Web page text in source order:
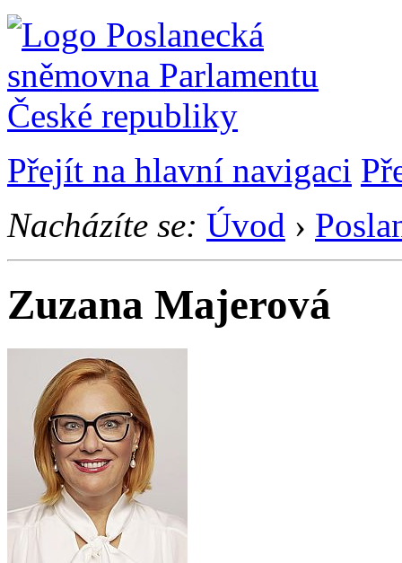
Přejít na hlavní navigaci
Nacházíte se: Úvod ›
Zuzana Majerová